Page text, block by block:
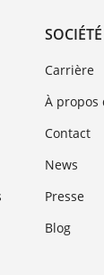
SOCIÉTÉ
Carrière
À propos
Contact
News
Presse
Blog